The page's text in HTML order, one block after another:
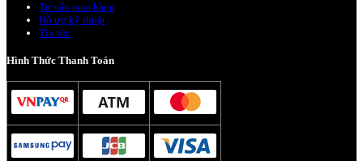
Tư vấn mua hàng
Hỗ trợ kỹ thuật
Tin tức
Hình Thức Thanh Toán